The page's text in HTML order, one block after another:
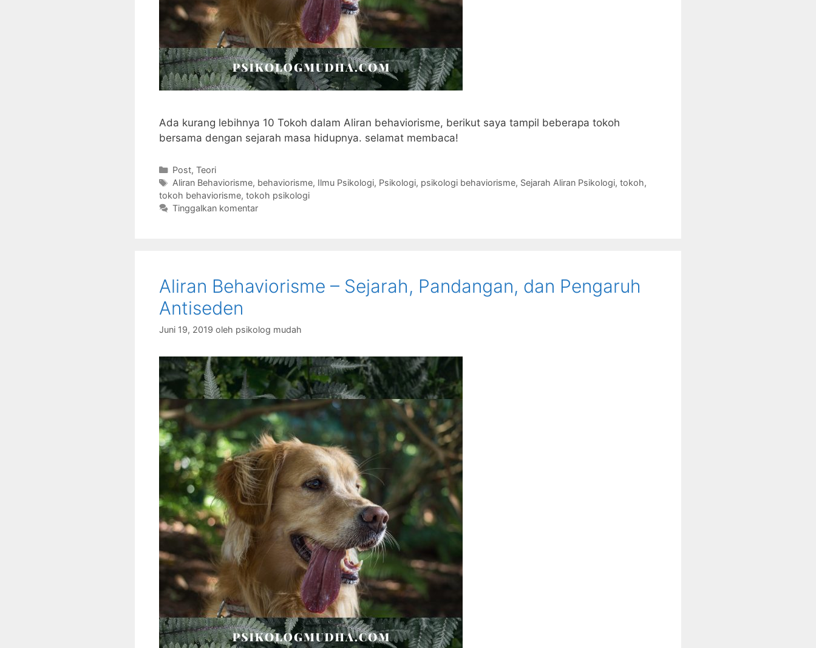
Ada kurang lebihnya 10 Tokoh dalam Aliran behaviorisme, berikut saya tampil beberapa tokoh
bersama dengan sejarah masa hidupnya. selamat membaca!
Kategori
Post, Teori
Tag
Aliran Behaviorisme, behaviorisme, Ilmu Psikologi, Psikologi, psikologi behaviorisme, Sejarah Aliran Psikologi, tokoh,
tokoh behaviorisme, tokoh psikologi
Tinggalkan komentar
Aliran Behaviorisme – Sejarah, Pandangan, dan Pengaruh
Antiseden
Juni 19, 2019 oleh psikolog mudah